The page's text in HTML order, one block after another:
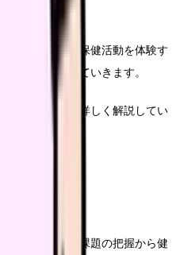
考え、実際の保健活動を体験す
力を身につけていきます。
備について、詳しく解説してい
、地域の健康課題の把握から健